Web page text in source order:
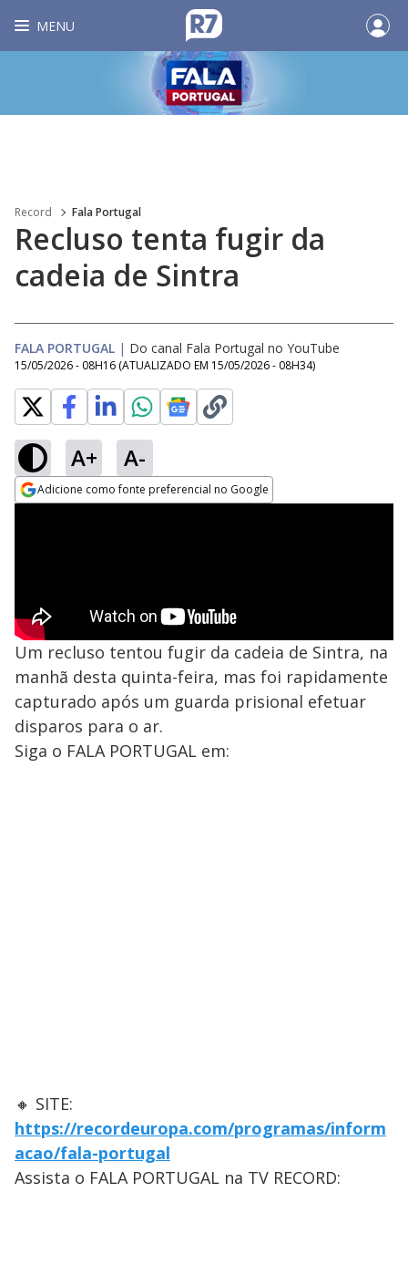
MENU
Record Fala Portugal
Recluso tenta fugir da
cadeia de Sintra
FALA PORTUGAL | Do canal Fala Portugal no YouTube
15/05/2026 - 08H16 (ATUALIZADO EM 15/05/2026 - 08H34)
A+ A-
Adicione como fonte preferencial no Google
Um recluso tentou fugir da cadeia de Sintra, na
manhã desta quinta-feira, mas foi rapidamente
capturado após um guarda prisional efetuar
disparos para o ar.
Siga o FALA PORTUGAL em:
🔸 SITE:
https://recordeuropa.com/programas/inform
acao/fala-portugal
Assista o FALA PORTUGAL na TV RECORD: